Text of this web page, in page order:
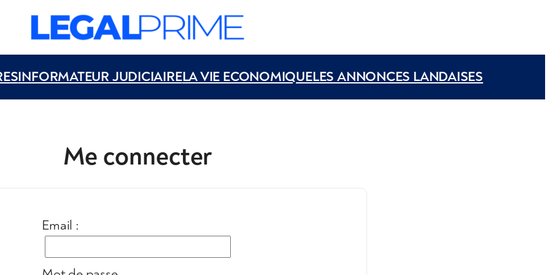
INFORMATEUR JUDICIAIRELA VIE ECONOMIQUELES ANNONCES LANDAISES
Me connecter
Email :